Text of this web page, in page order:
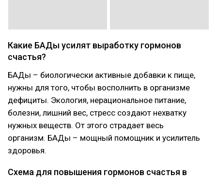
Какие БАДы усилят выработку гормонов
счастья?
БАДы – биологически активные добавки к пище,
нужны для того, чтобы восполнить в организме
дефициты. Экология, нерациональное питание,
болезни, лишний вес, стресс создают нехватку
нужных веществ. От этого страдает весь
организм. БАДы – мощный помощник и усилитель
здоровья.
Схема для повышения гормонов счастья в